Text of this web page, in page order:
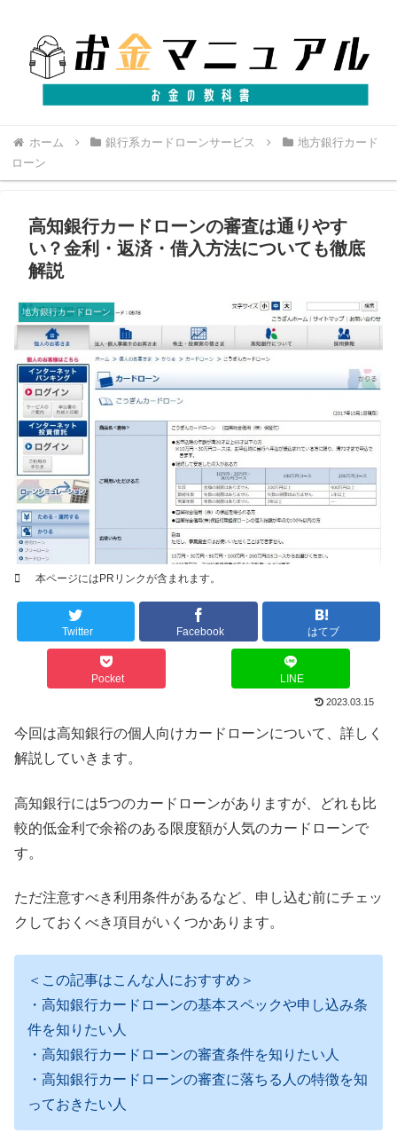
ホーム 銀行系カードローンサービス
地方銀行カード
ローン
高知銀行カードローンの審査は通りやす
い？金利・返済・借入方法についても徹底
解説
本ページにはPRリンクが含まれます。
地方銀行カードローン
Twitter Facebook はてブ
Pocket LINE
2023.03.15
今回は高知銀行の個人向けカードローンについて、詳しく
解説していきます。
高知銀行には5つのカードローンがありますが、どれも比
較的低金利で余裕のある限度額が人気のカードローンで
す。
ただ注意すべき利用条件があるなど、申し込む前にチェッ
クしておくべき項目がいくつかあります。
＜この記事はこんな人におすすめ＞
・高知銀行カードローンの基本スペックや申し込み条
件を知りたい人
・高知銀行カードローンの審査条件を知りたい人
・高知銀行カードローンの審査に落ちる人の特徴を知
っておきたい人